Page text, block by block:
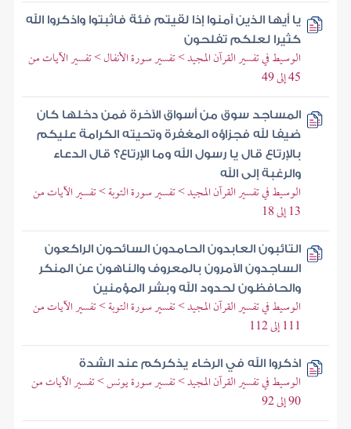
يا أيها الذين آمنوا إذا لقيتم فئة فاثبتوا واذكروا الله
كثيرا لعلكم تفلحون
الوسيط في تفسير القرآن المجيد > تفسير سورة الأنفال > تفسير الآيات من
45 إلى 49
المساجد سوق من أسواق الآخرة فمن دخلها كان
ضيفا لله فجزاؤه المغفرة وتحيته الكرامة عليكم
بالإرتاع قال يا رسول الله وما الإرتاع؟ قال الدعاء
والرغبة إلى الله
الوسيط في تفسير القرآن المجيد > تفسير سورة التوبة > تفسير الآيات من
13 إلى 18
التائبون العابدون الحامدون السائحون الراكعون
الساجدون الآمرون بالمعروف والناهون عن المنكر
والحافظون لحدود الله وبشر المؤمنين
الوسيط في تفسير القرآن المجيد > تفسير سورة التوبة > تفسير الآيات من
111 إلى 112
اذكروا الله في الرخاء يذكركم عند الشدة
الوسيط في تفسير القرآن المجيد > تفسير سورة يونس > تفسير الآيات من
90 إلى 92